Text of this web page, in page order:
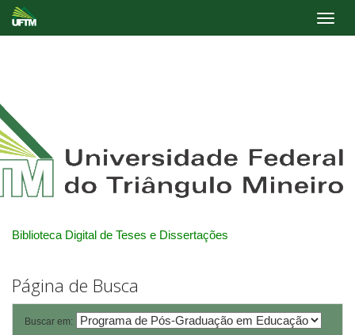
Biblioteca Digital de Teses e Dissertações
Página de Busca
Buscar em: